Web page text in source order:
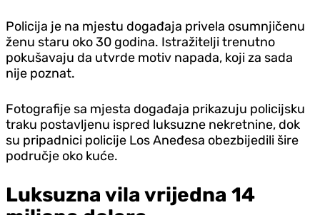
Policija je na mjestu događaja privela osumnjičenu
ženu staru oko 30 godina. Istražitelji trenutno
pokušavaju da utvrde motiv napada, koji za sada
nije poznat.
Fotografije sa mjesta događaja prikazuju policijsku
traku postavljenu ispred luksuzne nekretnine, dok
su pripadnici policije Los Aneđesa obezbijedili šire
područje oko kuće.
Luksuzna vila vrijedna 14